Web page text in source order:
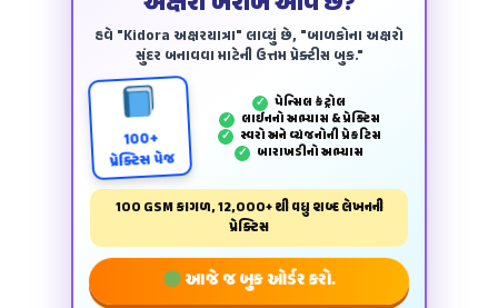
હવે "Kidora અક્ષરયાત્રા" લાવ્યું છે, "બાળકોના અક્ષરો
સુંદર બનાવવા માટેની ઉત્તમ પ્રેક્ટીસ બુક."
100+
પ્રેક્ટિસ પેજ
✓ પેન્‍સિલ કંટ્રોલ
✓ લાઈનનો અભ્યાસ & પ્રેક્ટિસ
✓ સ્વરો અને વ્યંજનોની પ્રેકટિસ
✓ બારાખડીનો અભ્યાસ
100 GSM કાગળ, 12,000+ થી વધુ શબ્દ લેખનની
પ્રેક્ટિસ
આજે જ બુક ઓર્ડર કરો.